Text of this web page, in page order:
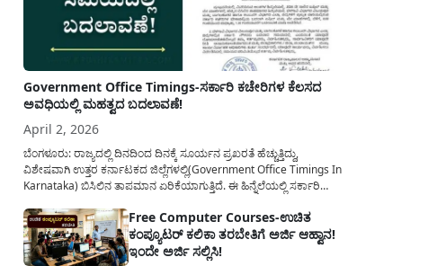
Government Office Timings-ಸರ್ಕಾರಿ ಕಚೇರಿಗಳ ಕೆಲಸದ
ಅವಧಿಯಲ್ಲಿ ಮಹತ್ವದ ಬದಲಾವಣೆ!
April 2, 2026
ಬೆಂಗಳೂರು: ರಾಜ್ಯದಲ್ಲಿ ದಿನದಿಂದ ದಿನಕ್ಕೆ ಸೂರ್ಯನ ಪ್ರಖರತೆ ಹೆಚ್ಚುತ್ತಿದ್ದು,
ವಿಶೇಷವಾಗಿ ಉತ್ತರ ಕರ್ನಾಟಕದ ಜಿಲ್ಲೆಗಳಲ್ಲಿ(Government Office Timings In
Karnataka) ಬಿಸಿಲಿನ ತಾಪಮಾನ ಏರಿಕೆಯಾಗುತ್ತಿದೆ. ಈ ಹಿನ್ನೆಲೆಯಲ್ಲಿ ಸರ್ಕಾರಿ
ಸರ್ಕಾರವು ಮಹತ್ವದ ನಿರ್ಧಾರವೊಂದನ್ನು ಕೈಗೊಂಡಿದೆ. ಕಿತ್ತೂರು ಕರ್ನಾಟಕ ಮತ್ತು
ಕಲ್ಯಾಣ ಕರ್ನಾಟಕದ ಒಟ್ಟು 9 ಜಿಲ್ಲೆಗಳಲ್ಲಿ ಏಪ್ರಿಲ್...
Free Computer Courses-ಉಚಿತ
ಕಂಪ್ಯೂಟರ್ ಕಲಿಕಾ ತರಬೇತಿಗೆ ಅರ್ಜಿ ಆಹ್ವಾನ!
ಇಂದೇ ಅರ್ಜಿ ಸಲ್ಲಿಸಿ!